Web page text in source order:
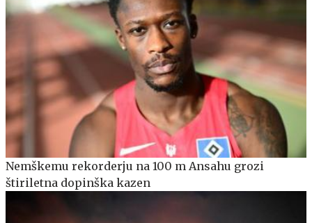
Nemškemu rekorderju na 100 m Ansahu grozi
štiriletna dopinška kazen